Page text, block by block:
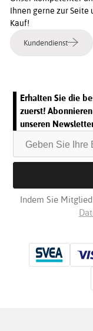
Ihnen gerne zur
Kauf!
Kundendienst
Erhalten Sie die
zuerst!
unseren
Indem Sie